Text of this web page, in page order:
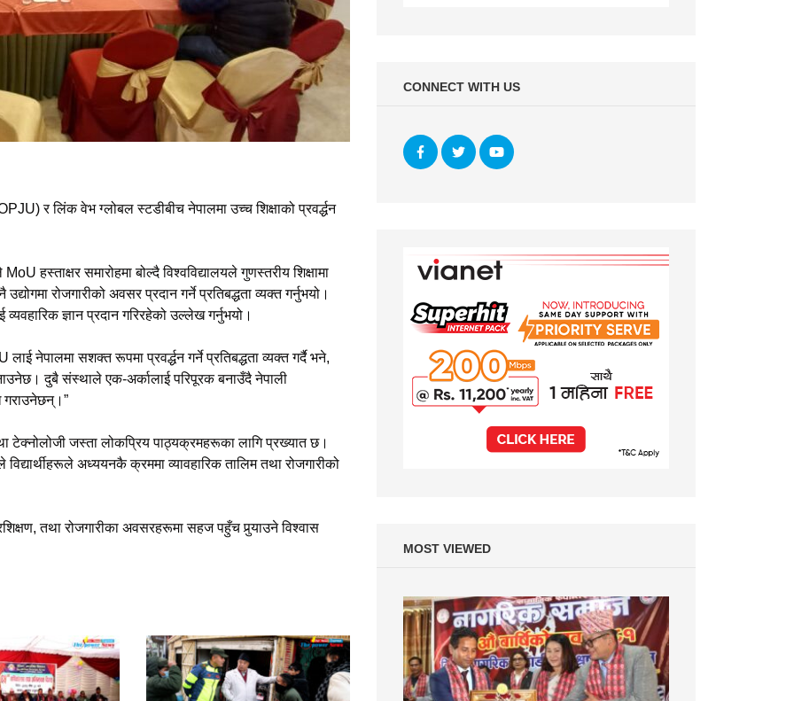
र लिंक वेभ ग्लोबल स्टडीबीच नेपालमा उच्च शिक्षाको प्रवर्द्धन
हस्ताक्षर समारोहमा बोल्दै विश्वविद्यालयले गुणस्तरीय शिक्षामा
रोजगारीको अवसर प्रदान गर्ने प्रतिबद्धता व्यक्त गर्नुभयो।
ज्ञान प्रदान गरिरहेको उल्लेख गर्नुभयो।
नेपालमा सशक्त रूपमा प्रवर्द्धन गर्ने प्रतिबद्धता व्यक्त गर्दै भने,
दुबै संस्थाले एक-अर्कालाई परिपूरक बनाउँदै नेपाली
गराउनेछन्।”
टेक्नोलोजी जस्ता लोकप्रिय पाठ्यक्रमहरूका लागि प्रख्यात छ।
अध्ययनकै क्रममा व्यावहारिक तालिम तथा रोजगारीको
तथा रोजगारीका अवसरहरूमा सहज पहुँच पुर्‍याउने विश्वास
CONNECT WITH US
MOST VIEWED